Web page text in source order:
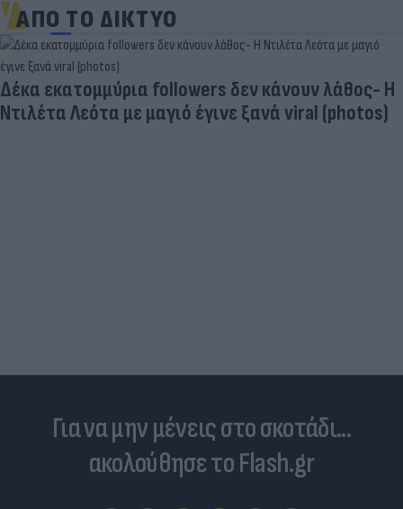
ΑΠΟ ΤΟ ΔΙΚΤΥΟ
Δέκα εκατομμύρια followers δεν κάνουν λάθος- Η
Ντιλέτα Λεότα με μαγιό έγινε ξανά viral (photos)
Για να μην μένεις στο σκοτάδι...
ακολούθησε το Flash.gr